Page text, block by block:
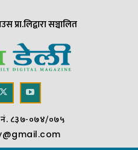
प्रा.लिद्वारा सञ्चालित
नं. ८३७-०७४/०७५